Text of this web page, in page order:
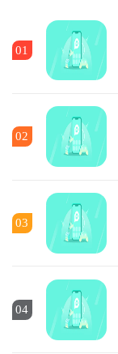
01
02
03
04